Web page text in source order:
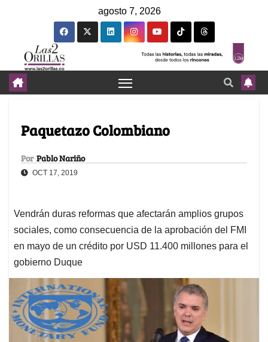
agosto 7, 2026
Paquetazo Colombiano
Por Pablo Nariño
OCT 17, 2019
Vendrán duras reformas que afectarán amplios grupos
sociales, como consecuencia de la aprobación del FMI
en mayo de un crédito por USD 11.400 millones para el
gobierno Duque